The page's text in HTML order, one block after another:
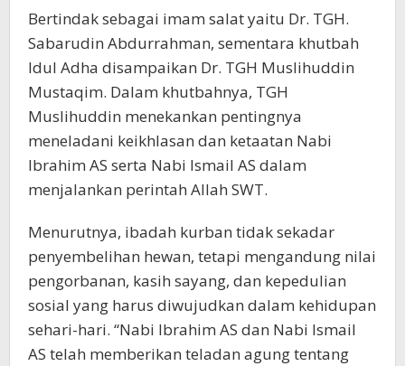
Bertindak sebagai imam salat yaitu Dr. TGH.
Sabarudin Abdurrahman, sementara khutbah
Idul Adha disampaikan Dr. TGH Muslihuddin
Mustaqim. Dalam khutbahnya, TGH
Muslihuddin menekankan pentingnya
meneladani keikhlasan dan ketaatan Nabi
Ibrahim AS serta Nabi Ismail AS dalam
menjalankan perintah Allah SWT.
Menurutnya, ibadah kurban tidak sekadar
penyembelihan hewan, tetapi mengandung nilai
pengorbanan, kasih sayang, dan kepedulian
sosial yang harus diwujudkan dalam kehidupan
sehari-hari. “Nabi Ibrahim AS dan Nabi Ismail
AS telah memberikan teladan agung tentang